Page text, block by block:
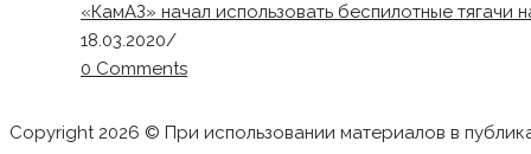
«КамАЗ» начал использовать беспилотные тягачи
18.03.2020/
0 Comments
Copyright 2026 © При использовании материалов в